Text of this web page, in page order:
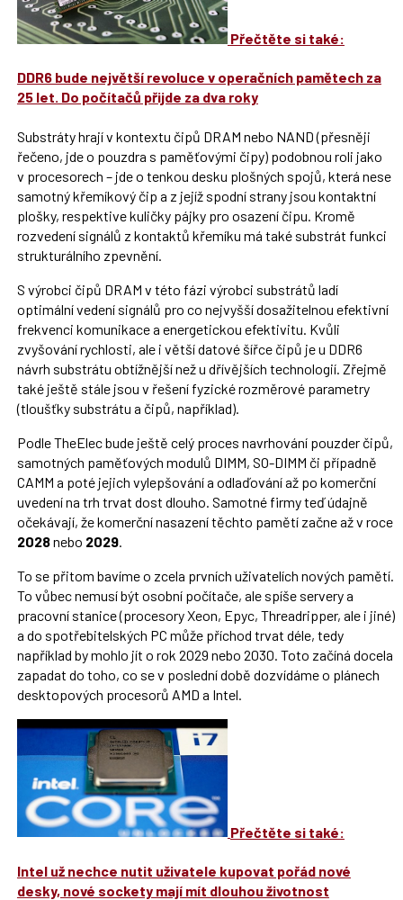
Přečtěte si také:
DDR6 bude největší revoluce v operačních pamětech za
25 let. Do počítačů přijde za dva roky
Substráty hrají v kontextu čipů DRAM nebo NAND (přesněji
řečeno, jde o pouzdra s paměťovými čipy) podobnou roli jako
v procesorech – jde o tenkou desku plošných spojů, která nese
samotný křemíkový čip a z jejíž spodní strany jsou kontaktní
plošky, respektive kuličky pájky pro osazení čipu. Kromě
rozvedení signálů z kontaktů křemíku má také substrát funkci
strukturálního zpevnění.
S výrobci čipů DRAM v této fázi výrobci substrátů ladí
optimální vedení signálů pro co nejvyšší dosažitelnou efektivní
frekvenci komunikace a energetickou efektivitu. Kvůli
zvyšování rychlosti, ale i větší datové šířce čipů je u DDR6
návrh substrátu obtížnější než u dřívějších technologií. Zřejmě
také ještě stále jsou v řešení fyzické rozměrové parametry
(tloušťky substrátu a čipů, například).
Podle TheElec bude ještě celý proces navrhování pouzder čipů,
samotných paměťových modulů DIMM, SO-DIMM či případně
CAMM a poté jejich vylepšování a odlaďování až po komerční
uvedení na trh trvat dost dlouho. Samotné firmy teď údajně
očekávají, že komerční nasazení těchto pamětí začne až v roce
2028nebo 2029.
To se přitom bavíme o zcela prvních uživatelích nových pamětí.
To vůbec nemusí být osobní počítače, ale spíše servery a
pracovní stanice (procesory Xeon, Epyc, Threadripper, ale i jiné)
a do spotřebitelských PC může příchod trvat déle, tedy
například by mohlo jít o rok 2029 nebo 2030. Toto začíná docela
zapadat do toho, co se v poslední době dozvídáme o plánech
desktopových procesorů AMD a Intel.
Přečtěte si také:
Intel už nechce nutit uživatele kupovat pořád nové
desky, nové sockety mají mít dlouhou životnost